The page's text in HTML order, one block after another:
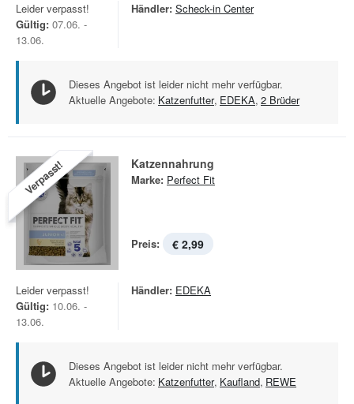
Leider verpasst!
Gültig: 07.06. -
13.06.
Händler: Scheck-in Center
Dieses Angebot ist leider nicht mehr verfügbar.
Aktuelle Angebote: Katzenfutter, EDEKA, 2 Brüder
Verpasst! Katzennahrung
Marke: Perfect Fit
Preis: € 2,99
Leider verpasst!
Gültig: 10.06. -
13.06.
Händler: EDEKA
Dieses Angebot ist leider nicht mehr verfügbar.
Aktuelle Angebote: Katzenfutter, Kaufland, REWE